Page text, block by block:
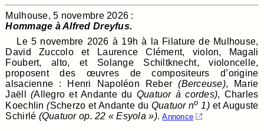
Mulhouse, 5 novembre 2026 :
Hommage à Alfred Dreyfus.
Le 5 novembre 2026 à 19h à la Filature de Mulhouse,
David Zuccolo et Laurence Clément, violon, Magali
Foubert, alto, et Solange Schiltknecht, violoncelle,
proposent des œuvres de compositeurs d’origine
alsacienne : Henri Napoléon Reber(Berceuse), Marie
Jaëll (Allegro et Andante du Quatuor à cordes), Charles
Koechlin(Scherzo et Andante du Quatuor no 1)et Auguste
Schirlé (Quatuor op. 22 « Esyola »).Annonce